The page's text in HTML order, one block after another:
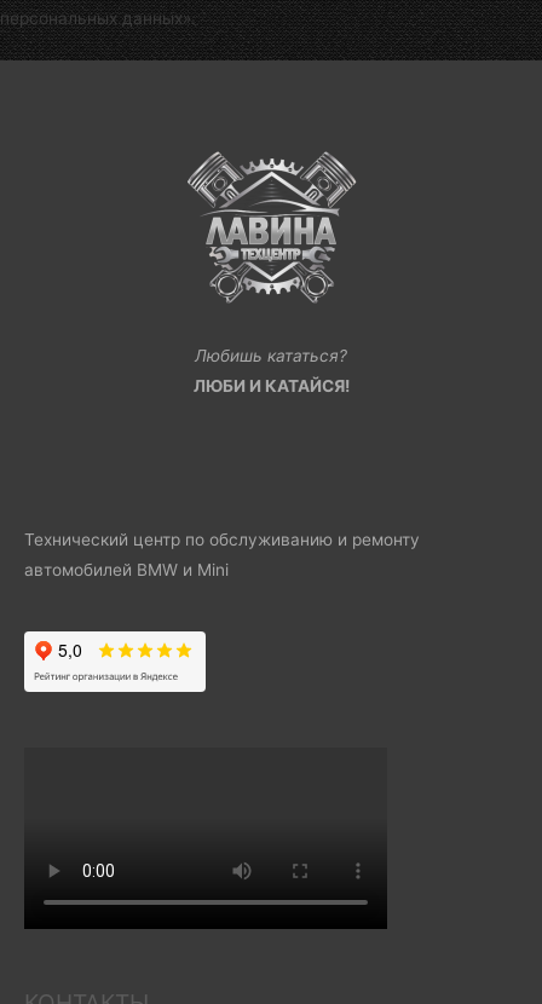
персональных данных».
Любишь кататься?
ЛЮБИ И КАТАЙСЯ!
Технический центр по обслуживанию и ремонту
автомобилей BMW и Mini